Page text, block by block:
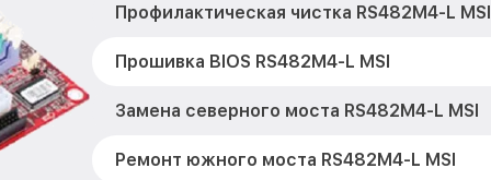
Профилактическая чистка RS482M4-L MSI
Прошивка BIOS RS482M4-L MSI
Замена северного моста RS482M4-L MSI
Ремонт южного моста RS482M4-L MSI